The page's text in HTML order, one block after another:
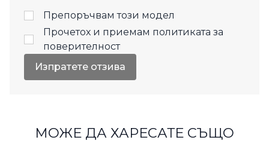
Препоръчвам този модел
Прочетох и приемам политиката за
поверителност
Изпратете отзива
МОЖЕ ДА ХАРЕСАТЕ СЪЩО